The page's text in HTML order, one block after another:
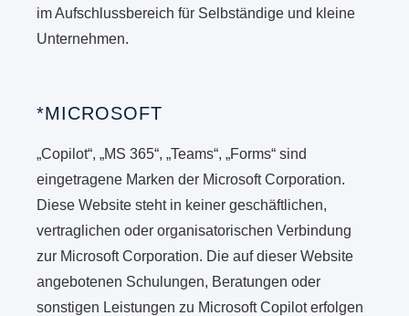
im Aufschlussbereich für Selbständige und kleine
Unternehmen.
*MICROSOFT
„Copilot“, „MS 365“, „Teams“, „Forms“ sind
eingetragene Marken der Microsoft Corporation.
Diese Website steht in keiner geschäftlichen,
vertraglichen oder organisatorischen Verbindung
zur Microsoft Corporation. Die auf dieser Website
angebotenen Schulungen, Beratungen oder
sonstigen Leistungen zu Microsoft Copilot erfolgen